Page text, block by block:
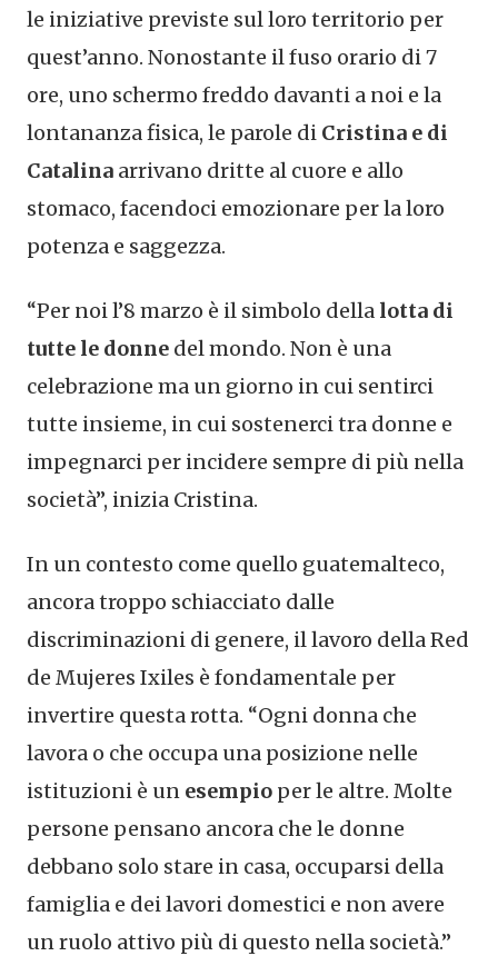
le iniziative previste sul loro territorio per
quest’anno. Nonostante il fuso orario di 7
ore, uno schermo freddo davanti a noi e la
lontananza fisica, le parole di Cristina e di
Catalina arrivano dritte al cuore e allo
stomaco, facendoci emozionare per la loro
potenza e saggezza.
“Per noi l’8 marzo è il simbolo della lotta di
tutte le donne del mondo. Non è una
celebrazione ma un giorno in cui sentirci
tutte insieme, in cui sostenerci tra donne e
impegnarci per incidere sempre di più nella
società”, inizia Cristina.
In un contesto come quello guatemalteco,
ancora troppo schiacciato dalle
discriminazioni di genere, il lavoro della Red
de Mujeres Ixiles è fondamentale per
invertire questa rotta. “Ogni donna che
lavora o che occupa una posizione nelle
istituzioni è un esempio per le altre. Molte
persone pensano ancora che le donne
debbano solo stare in casa, occuparsi della
famiglia e dei lavori domestici e non avere
un ruolo attivo più di questo nella società.”